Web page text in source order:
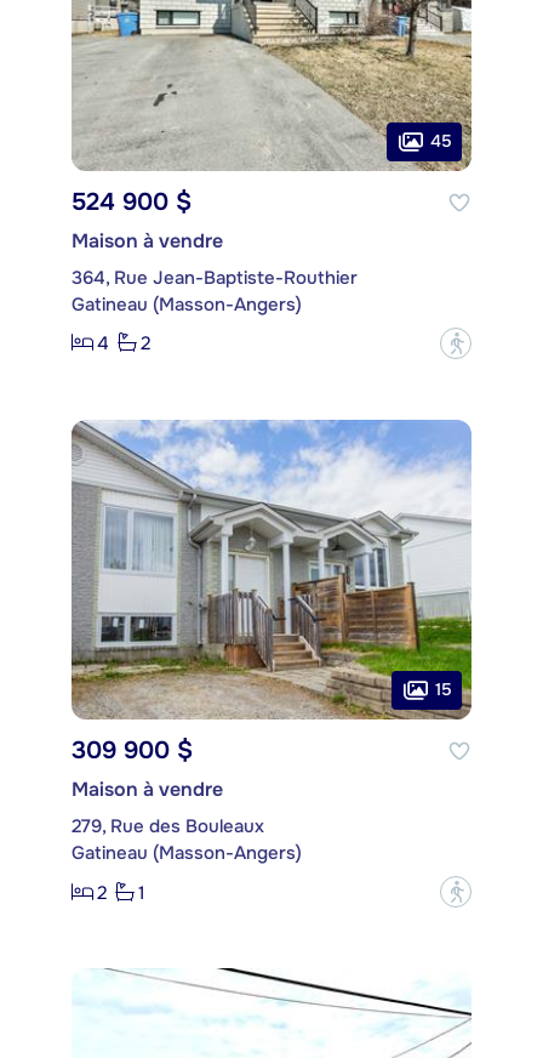
45
524 900 $
Maison à vendre
364, Rue Jean-Baptiste-Routhier
Gatineau (Masson-Angers)
4
2 ?
15
309 900 $
Maison à vendre
279, Rue des Bouleaux
Gatineau (Masson-Angers)
2
1 ?